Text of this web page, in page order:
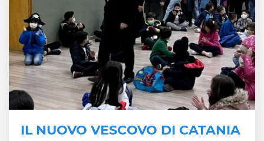
IL NUOVO VESCOVO DI CATANIA